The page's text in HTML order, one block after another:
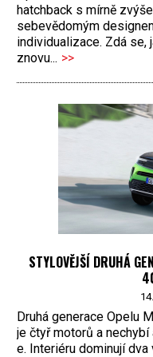
hatchback s mírně
sebevědomým
individualizace. Zdá
znovu... >>
STYLOVĚJŠÍ DRUHÁ
Druhá generace Opelu
je čtyř motorů a
e. Interiéru dominují